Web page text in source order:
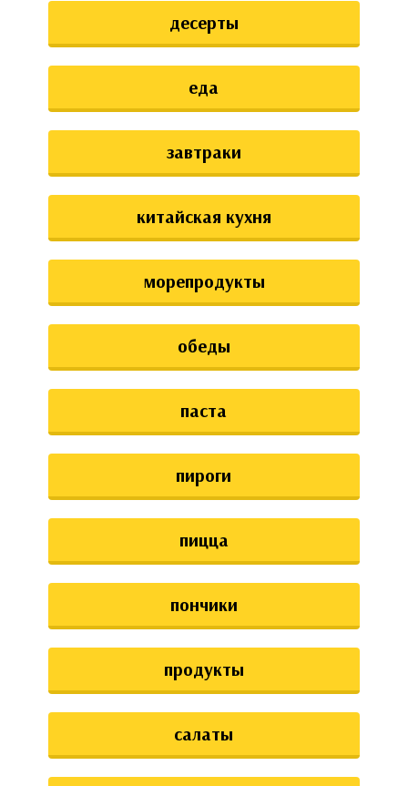
десерты
еда
завтраки
китайская кухня
морепродукты
обеды
паста
пироги
пицца
пончики
продукты
салаты